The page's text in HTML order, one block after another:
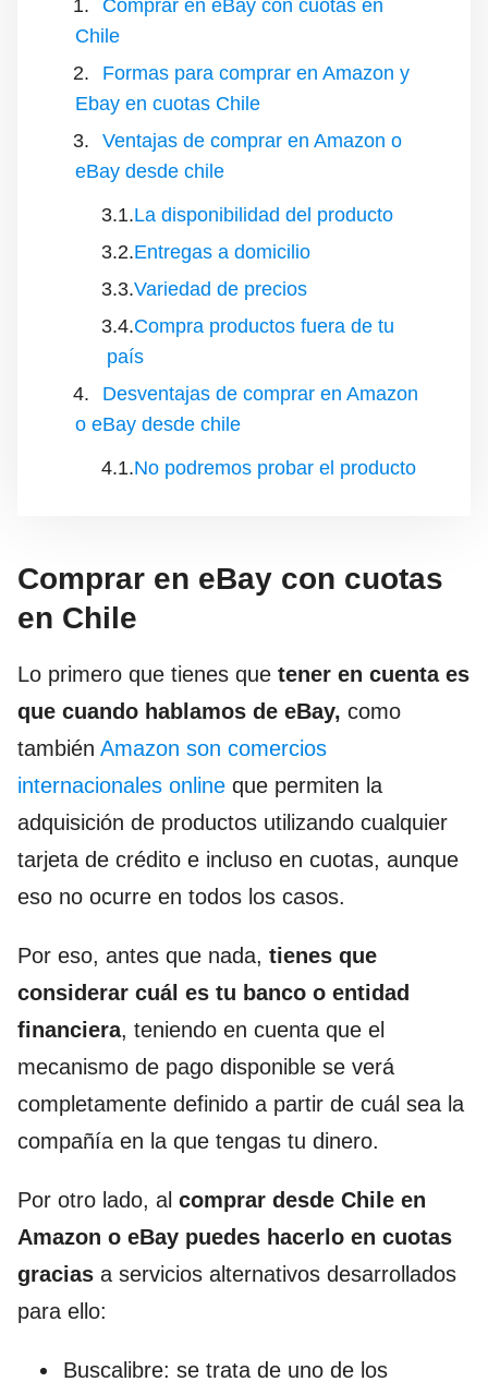
Comprar en eBay con cuotas en
Chile
Formas para comprar en Amazon y
Ebay en cuotas Chile
Ventajas de comprar en Amazon o
eBay desde chile
La disponibilidad del producto
Entregas a domicilio
Variedad de precios
Compra productos fuera de tu
país
Desventajas de comprar en Amazon
o eBay desde chile
No podremos probar el producto
Comprar en eBay con cuotas
en Chile
Lo primero que tienes que tener en cuenta es
que cuando hablamos de eBay, como
también Amazon son comercios
internacionales online que permiten la
adquisición de productos utilizando cualquier
tarjeta de crédito e incluso en cuotas, aunque
eso no ocurre en todos los casos.
Por eso, antes que nada, tienes que
considerar cuál es tu banco o entidad
financiera, teniendo en cuenta que el
mecanismo de pago disponible se verá
completamente definido a partir de cuál sea la
compañía en la que tengas tu dinero.
Por otro lado, al comprar desde Chile en
Amazon o eBay puedes hacerlo en cuotas
gracias a servicios alternativos desarrollados
para ello:
Buscalibre: se trata de uno de los